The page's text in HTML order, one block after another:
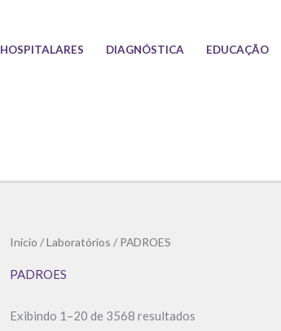
HOSPITALARES DIAGNÓSTICA EDUCAÇÃO
Início /Laboratórios / PADROES
PADROES
Exibindo 1–20 de 3568 resultados